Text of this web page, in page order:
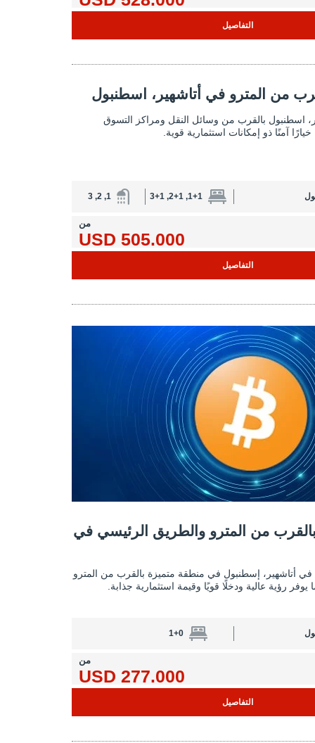
التفاصيل
شقق للبيع بالقرب من المترو في في أتاشهير، اسطنبول 2
من المترو في أتاشهير، اسطنبول
اسطنبول بالقرب من وسائل النقل ومراكز التسوق
آمنًا ذو إمكانات استثمارية قوية.
1+1, 2+1, 3+1
1, 2, 3
من
505.000 USD
التفاصيل
محلات تجارية بالقرب من المترو والطريق الرئيسي الرئيسي في أتاشهير 2
من المترو والطريق الرئيسي في
في أتاشهير، إسطنبول في منطقة متميزة بالقرب من المترو
رؤية عالية ودخلًا قويًا وقيمة استثمارية جذابة.
1+0
من
277.000 USD
التفاصيل